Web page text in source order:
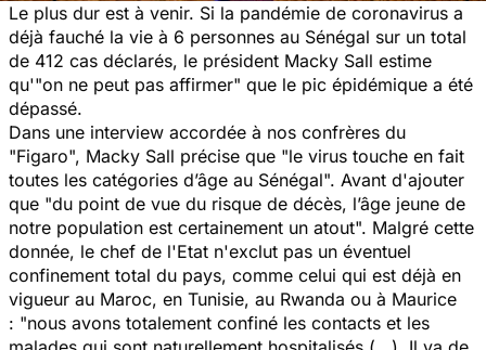
Le plus dur est à venir. Si la pandémie de coronavirus a
déjà fauché la vie à 6 personnes au Sénégal sur un total
de 412 cas déclarés, le président Macky Sall estime
qu'"on ne peut pas affirmer" que le pic épidémique a été
dépassé.
Dans une interview accordée à nos confrères du
"Figaro", Macky Sall précise que "le virus touche en fait
toutes les catégories d’âge au Sénégal". Avant d'ajouter
que "du point de vue du risque de décès, l’âge jeune de
notre population est certainement un atout". Malgré cette
donnée, le chef de l'Etat n'exclut pas un éventuel
confinement total du pays, comme celui qui est déjà en
vigueur au Maroc, en Tunisie, au Rwanda ou à Maurice
: "nous avons totalement confiné les contacts et les